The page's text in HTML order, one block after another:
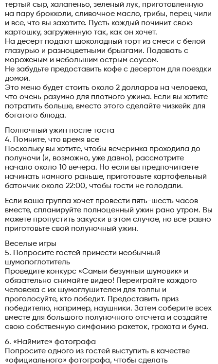
тертый сыр, халапеньо, зеленый лук, приготовленную
на пару брокколи, сливочное масло, грибы, перец чили
и все, что вы захотите. Пусть каждый починит свою
картошку, загруженную так, как он хочет.
На десерт подают шоколадный торт из смеси с белой
глазурью и разноцветными брызгами. Подавать с
мороженым и небольшим острым соусом.
Не забудьте предоставить кофе с десертом для поездки
домой.
Это меню будет стоить около 2 долларов на человека,
что очень разумно для плотного ужина. Если вы хотите
потратить больше, вместо этого сделайте чизкейк для
богатого блюда.
Полночный ужин после тоста
4. Помните, что время все
Поскольку вы хотите, чтобы вечеринка проходила до
полуночи (и, возможно, уже давно), рассмотрите
начало около 10 вечера. Но если вы предпочитаете
начинать намного раньше, приготовьте картофельный
батончик около 22:00, чтобы гости не голодали.
Если ваша группа хочет провести пять-шесть часов
вместе, спланируйте полноценный ужин рано утром. Вы
можете пропустить закуски в этом случае, но все равно
приготовьте свой полуночный ужин.
Веселые игры
5. Попросите гостей принести необычный
шумопоглотитель
Проведите конкурс «Самый безумный шумовик» и
обязательно снимайте видео! Переиграйте каждого
человека с их шумоглушителем для толпы и
проголосуйте, кто победит. Предоставить приз
победителю, например, наушники. Затем соберите всех
вместе для большого полуночного отсчета и создайте
свою собственную симфонию ракеток, грохота и бума.
6. «Наймите» фотографа
Попросите одного из гостей выступить в качестве
«официального» фотографа, чтобы сделать